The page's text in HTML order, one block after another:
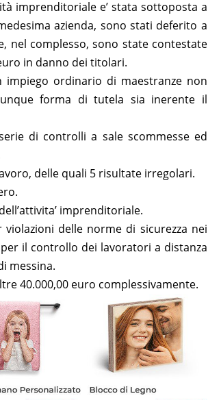
imprenditoriale e’ stata sottoposta a
azienda, sono stati deferito a
nel complesso, sono state contestate
in danno dei titolari.
ordinario di maestranze non
forma di tutela sia inerente il
di controlli a sale scommesse ed
delle quali 5 risultate irregolari.
imprenditoriale.
delle norme di sicurezza nei
il controllo dei lavoratori a distanza
messina.
40.000,00 euro complessivamente.